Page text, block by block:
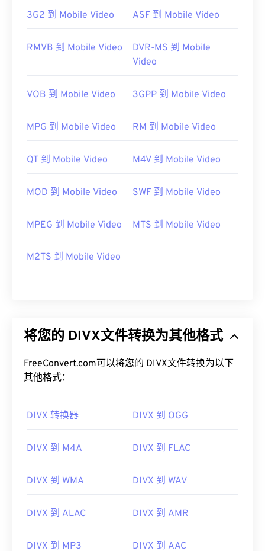
3G2 到 Mobile Video ASF 到 Mobile Video
RMVB 到 Mobile Video
DVR-MS 到 Mobile
Video
VOB 到 Mobile Video 3GPP 到 Mobile Video
MPG 到 Mobile Video RM 到 Mobile Video
QT 到 Mobile Video M4V 到 Mobile Video
MOD 到 Mobile Video SWF 到 Mobile Video
MPEG 到 Mobile Video MTS 到 Mobile Video
M2TS 到 Mobile Video
将您的 DIVX文件转换为其他格式
FreeConvert.com可以将您的 DIVX文件转换为以下
其他格式：
DIVX 转换器 DIVX 到 OGG
DIVX 到 M4A DIVX 到 FLAC
DIVX 到 WMA DIVX 到 WAV
DIVX 到 ALAC DIVX 到 AMR
DIVX 到 MP3 DIVX 到 AAC